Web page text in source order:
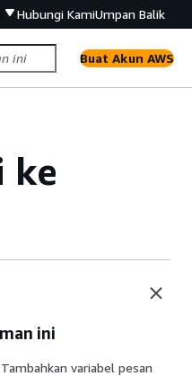
Hubungi KamiUmpan Balik
Buat Akun AWS
ke
ini
Tambahkan variabel pesan